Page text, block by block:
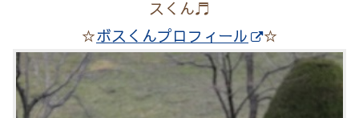
スくん♬
☆ボスくんプロフィール ☆